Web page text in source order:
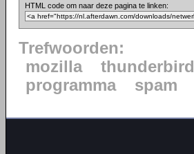
HTML code om naar deze pagina te linken:
Trefwoorden:
mozilla
thunderbird
programma
spam